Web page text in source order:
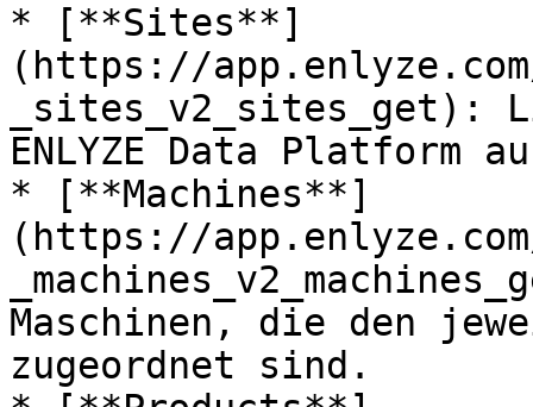
* [**Sites**]
(https://
ENLYZE Data Platform
* [**Machines**]
(https://
Maschinen, die den
zugeordnet sind.